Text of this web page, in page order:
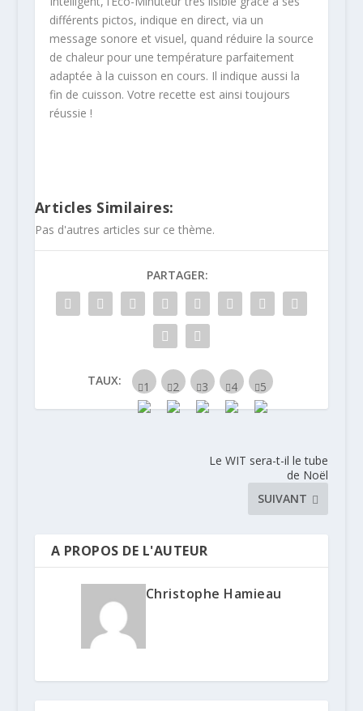
différents pictos, indique en direct, via un
message sonore et visuel, quand réduire la source
de chaleur pour une température parfaitement
adaptée à la cuisson en cours. Il indique aussi la
fin de cuisson. Votre recette est ainsi toujours
réussie !
Articles Similaires:
Pas d'autres articles sur ce thème.
PARTAGER:
TAUX:
Le WIT sera-t-il le tube
de Noël
SUIVANT
A PROPOS DE L'AUTEUR
Christophe Hamieau